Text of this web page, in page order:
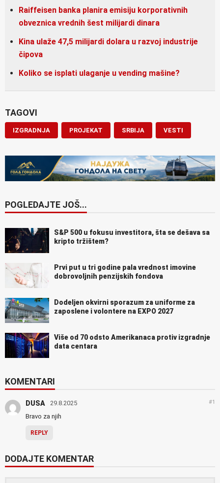
Raiffeisen banka planira emisiju korporativnih
obveznica vrednih šest milijardi dinara
Kina ulaže 47,5 milijardi dolara u razvoj industrije
čipova
Koliko se isplati ulaganje u vending mašine?
TAGOVI
IZGRADNJA PROJEKAT SRBIJA VESTI
POGLEDAJTE JOŠ...
S&P 500 u fokusu investitora, šta se dešava sa
kripto tržištem?
Prvi put u tri godine pala vrednost imovine
dobrovoljnih penzijskih fondova
Dodeljen okvirni sporazum za uniforme za
zaposlene i volontere na EXPO 2027
Više od 70 odsto Amerikanaca protiv izgradnje
data centara
KOMENTARI
DUSA 29.8.2025 #1
Bravo za njih
REPLY
DODAJTE KOMENTAR